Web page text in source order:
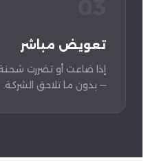
تعويض مباشر
إذا ضاعت أو تضررت
— بدون ما تلاحق الشركة.